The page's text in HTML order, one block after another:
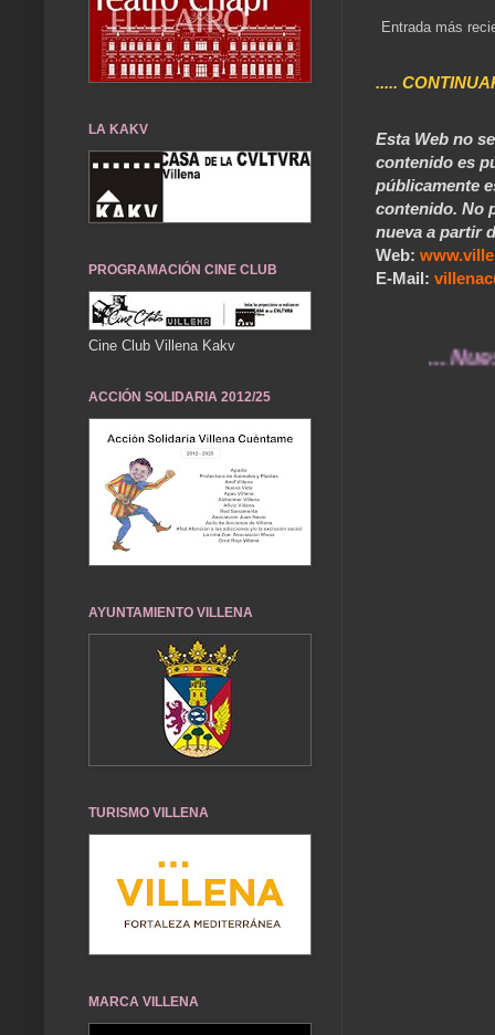
Entrada más
.....
Esta Web no
contenido es
públicamente
contenido. No
nueva a partir
Web:
E-Mail:
... Nuestros
LA KAKV
PROGRAMACIÓN CINE CLUB
Cine Club Villena Kakv
ACCIÓN SOLIDARIA 2012/25
AYUNTAMIENTO VILLENA
TURISMO VILLENA
MARCA VILLENA